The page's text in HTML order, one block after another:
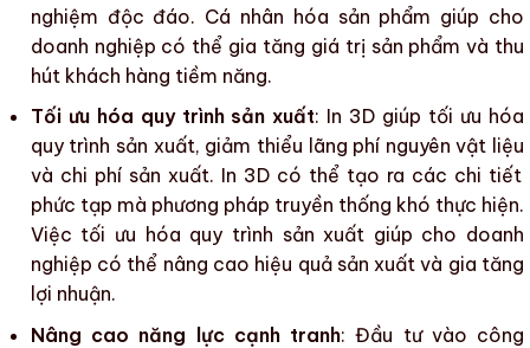
nghiệm độc đáo. Cá nhân hóa sản phẩm giúp cho
doanh nghiệp có thể gia tăng giá trị sản phẩm và thu
hút khách hàng tiềm năng.
Tối ưu hóa quy trình sản xuất: In 3D giúp tối ưu hóa
quy trình sản xuất, giảm thiểu lãng phí nguyên vật liệu
và chi phí sản xuất. In 3D có thể tạo ra các chi tiết
phức tạp mà phương pháp truyền thống khó thực hiện.
Việc tối ưu hóa quy trình sản xuất giúp cho doanh
nghiệp có thể nâng cao hiệu quả sản xuất và gia tăng
lợi nhuận.
Nâng cao năng lực cạnh tranh: Đầu tư vào công